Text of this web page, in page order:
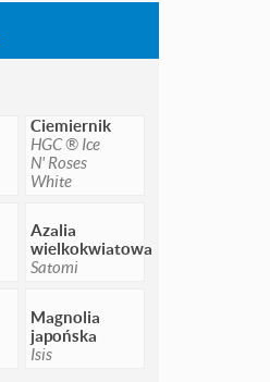
Ciemiernik
HGC ® Ice
N' Roses
White
Azalia
wielkokwiatowa
Satomi
Magnolia
japońska
Isis